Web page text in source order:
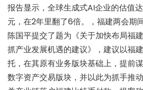
报告显示，全球生成式AI企业的估值
元，在2年里翻了6倍。，福建两会期
陈国平提交了题为《关于加快布局福
抓产业发展机遇的建议》，建议以福
托，在其原有业务版块基础上，提前
数字资产交易版块，并以此为抓手推